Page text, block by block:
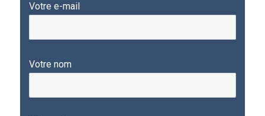
Votre e-mail
Votre nom